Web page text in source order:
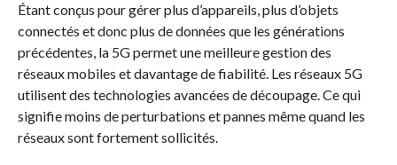
Étant conçus pour gérer plus d’appareils, plus d’objets
connectés et donc plus de données que les générations
précédentes, la 5G permet une meilleure gestion des
réseaux mobiles et davantage de fiabilité. Les réseaux 5G
utilisent des technologies avancées de découpage. Ce qui
signifie moins de perturbations et pannes même quand les
réseaux sont fortement sollicités.